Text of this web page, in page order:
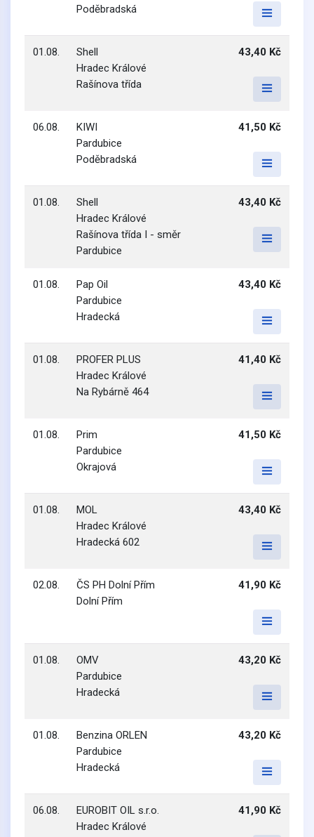
Poděbradská
01.08.
Shell
Hradec Králové
Rašínova třída
43,40 Kč
06.08.
KIWI
Pardubice
Poděbradská
41,50 Kč
01.08.
Shell
Hradec Králové
Rašínova třída I - směr
Pardubice
43,40 Kč
01.08.
Pap Oil
Pardubice
Hradecká
43,40 Kč
01.08.
PROFER PLUS
Hradec Králové
Na Rybárně 464
41,40 Kč
01.08.
Prim
Pardubice
Okrajová
41,50 Kč
01.08.
MOL
Hradec Králové
Hradecká 602
43,40 Kč
02.08.
ČS PH Dolní Přím
Dolní Přím
41,90 Kč
01.08.
OMV
Pardubice
Hradecká
43,20 Kč
01.08.
Benzina ORLEN
Pardubice
Hradecká
43,20 Kč
06.08.
EUROBIT OIL s.r.o.
Hradec Králové
41,90 Kč